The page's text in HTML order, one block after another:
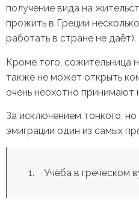
получение вида на
прожить в Греции
работать в стране не даёт).
Кроме того, сожительница
также не может открыть
очень неохотно принимают
За исключением тонкого,
эмиграции один из самых
Учёба в греческом